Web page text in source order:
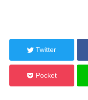
Twitter
Pocket